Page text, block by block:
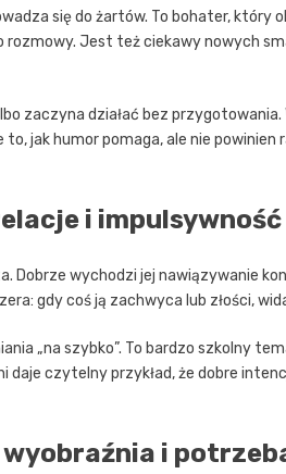
się do żartów. To bohater, który
Jest też ciekawy nowych
zaczyna działać bez
to, jak humor pomaga, ale nie
i impulsywność
Dobrze wychodzi jej nawiązywanie
gdy coś ją zachwyca lub złości,
„na szybko”. To bardzo szkolny
czytelny przykład, że dobre
wyobraźnia i